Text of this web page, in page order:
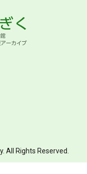
All Rights Reserved.